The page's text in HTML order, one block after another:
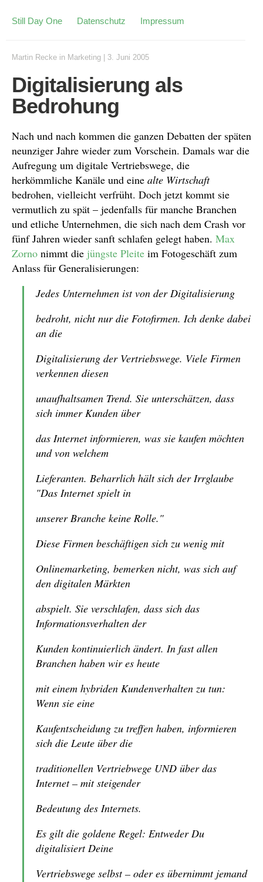
Still Day One Datenschutz Impressum
Martin Recke in Marketing 3. Juni 2005
Digitalisierung als
Bedrohung
Nach und nach kommen die ganzen Debatten der späten
neunziger Jahre wieder zum Vorschein. Damals war die
Aufregung um digitale Vertriebswege, die
herkömmliche Kanäle und eine alte Wirtschaft
bedrohen, vielleicht verfrüht. Doch jetzt kommt sie
vermutlich zu spät – jedenfalls für manche Branchen
und etliche Unternehmen, die sich nach dem Crash vor
fünf Jahren wieder sanft schlafen gelegt haben. Max
Zorno nimmt die jüngste Pleite im Fotogeschäft zum
Anlass für Generalisierungen:
Jedes Unternehmen ist von der Digitalisierung
bedroht, nicht nur die Fotofirmen. Ich denke dabei
an die
Digitalisierung der Vertriebswege. Viele Firmen
verkennen diesen
unaufhaltsamen Trend. Sie unterschätzen, dass
sich immer Kunden über
das Internet informieren, was sie kaufen möchten
und von welchem
Lieferanten. Beharrlich hält sich der Irrglaube
"Das Internet spielt in
unserer Branche keine Rolle."
Diese Firmen beschäftigen sich zu wenig mit
Onlinemarketing, bemerken nicht, was sich auf
den digitalen Märkten
abspielt. Sie verschlafen, dass sich das
Informationsverhalten der
Kunden kontinuierlich ändert. In fast allen
Branchen haben wir es heute
mit einem hybriden Kundenverhalten zu tun:
Wenn sie eine
Kaufentscheidung zu treffen haben, informieren
sich die Leute über die
traditionellen Vertriebwege UND über das
Internet – mit steigender
Bedeutung des Internets.
Es gilt die goldene Regel: Entweder Du
digitalisiert Deine
Vertriebswege selbst – oder es übernimmt jemand